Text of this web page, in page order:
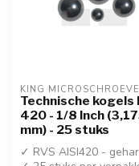
KING
Technische kogels
420 - 1/8 Inch
mm) - 25 stuks
✓ RVS AISI420 -